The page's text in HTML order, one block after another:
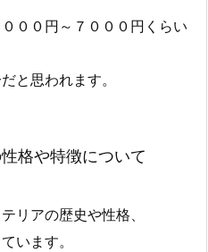
００円～７０００円くらい
と思われます。
格や特徴について
リアの歴史や性格、
います。